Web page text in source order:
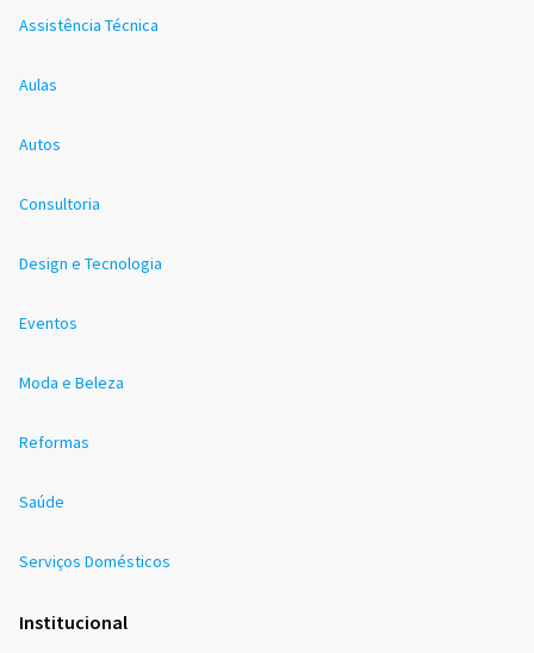
Assistência Técnica
Aulas
Autos
Consultoria
Design e Tecnologia
Eventos
Moda e Beleza
Reformas
Saúde
Serviços Domésticos
Institucional